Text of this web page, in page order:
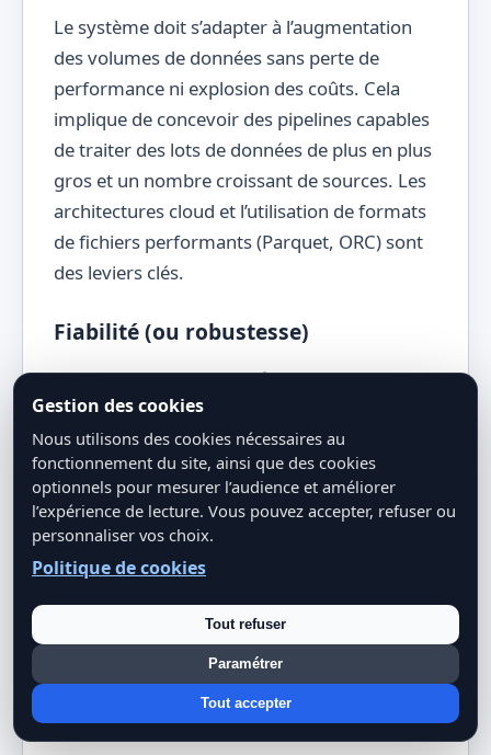
Le système doit s’adapter à l’augmentation
des volumes de données sans perte de
performance ni explosion des coûts. Cela
implique de concevoir des pipelines capables
de traiter des lots de données de plus en plus
gros et un nombre croissant de sources. Les
architectures cloud et l’utilisation de formats
de fichiers performants (Parquet, ORC) sont
des leviers clés.
Fiabilité (ou robustesse)
Les pipelines sont sujets à des pannes :
sources de données indisponibles, données
mal formées, bugs de code, pannes
d’infrastructure. Les erreurs doivent être
détectées et corrigées rapidement. La mise
en place de systèmes de surveillance et
d’alerte proactifs, ainsi que des mécanismes
(files d’attente pour messages en échec) sont
Qualité des données
Gestion des cookies
Nous utilisons des cookies nécessaires au
fonctionnement du site, ainsi que des cookies
optionnels pour mesurer l’audience et améliorer
l’expérience de lecture. Vous pouvez accepter, refuser ou
personnaliser vos choix.
Politique de cookies
Tout refuser
Paramétrer
Tout accepter